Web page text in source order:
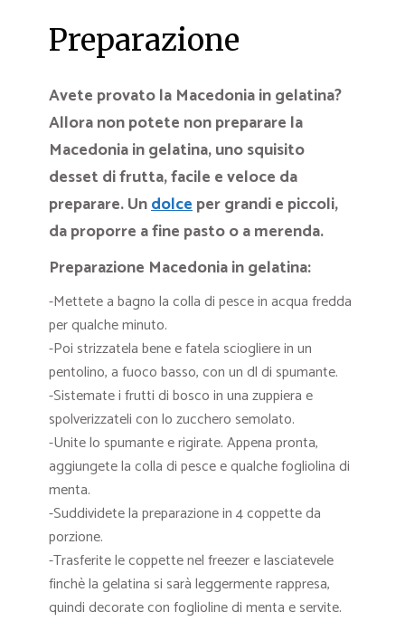
Preparazione
Avete provato la Macedonia in gelatina?
Allora non potete non preparare la
Macedonia in gelatina, uno squisito
desset di frutta, facile e veloce da
preparare. Undolceper grandi e piccoli,
da proporre a fine pasto o a merenda.
Preparazione Macedonia in gelatina:
-Mettete a bagno la colla di pesce in acqua fredda
per qualche minuto.
-Poi strizzatela bene e fatela sciogliere in un
pentolino, a fuoco basso, con un dl di spumante.
-Sistemate i frutti di bosco in una zuppiera e
spolverizzateli con lo zucchero semolato.
-Unite lo spumante e rigirate. Appena pronta,
aggiungete la colla di pesce e qualche fogliolina di
menta.
-Suddividete la preparazione in 4 coppette da
porzione.
-Trasferite le coppette nel freezer e lasciatevele
finchè la gelatina si sarà leggermente rappresa,
quindi decorate con foglioline di menta e servite.